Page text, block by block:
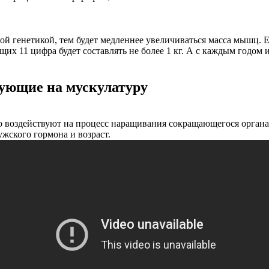
генетикой, тем будет медленнее увеличиваться масса
11 цифра будет составлять не более 1 кг. А с каждым годом
на мускулатуру
воздействуют на процесс наращивания сокращающегося
гормона и возраст.